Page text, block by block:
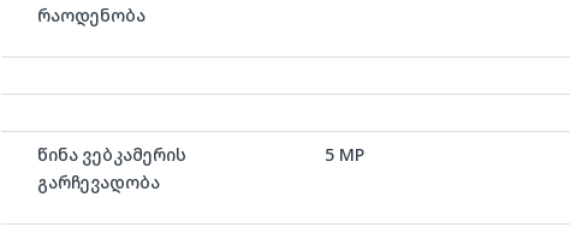
რაოდენობა
წინა ვებკამერის
გარჩევადობა
5 MP